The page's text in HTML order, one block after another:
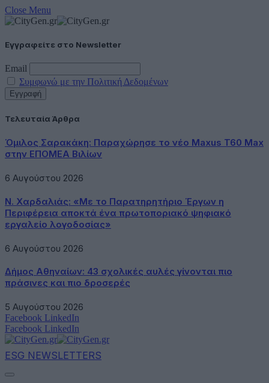
Close Menu
Εγγραφείτε στο Newsletter
Email
Συμφωνώ με την Πολιτική Δεδομένων
Τελευταία Άρθρα
Όμιλος Σαρακάκη: Παραχώρησε το νέο Maxus T60 Max
στην ΕΠΟΜΕΑ Βιλίων
6 Αυγούστου 2026
Ν. Χαρδαλιάς: «Με το Παρατηρητήριο Έργων η
Περιφέρεια αποκτά ένα πρωτοποριακό ψηφιακό
εργαλείο λογοδοσίας»
6 Αυγούστου 2026
Δήμος Αθηναίων: 43 σχολικές αυλές γίνονται πιο
πράσινες και πιο δροσερές
5 Αυγούστου 2026
Facebook LinkedIn
Facebook LinkedIn
ESG NEWSLETTERS